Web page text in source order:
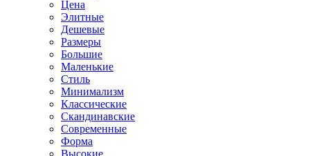
Цена
Элитные
Дешевые
Размеры
Большие
Маленькие
Стиль
Минимализм
Классические
Скандинавские
Современные
Форма
Высокие